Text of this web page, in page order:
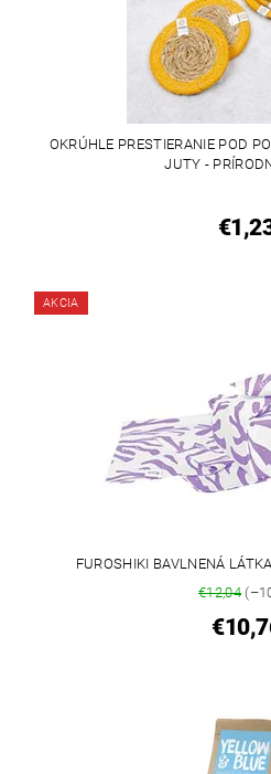
OKRÚHLE PRESTIERANIE POD
JUTY -
AKCIA
FUROSHIKI BAVLNENÁ
€12,04